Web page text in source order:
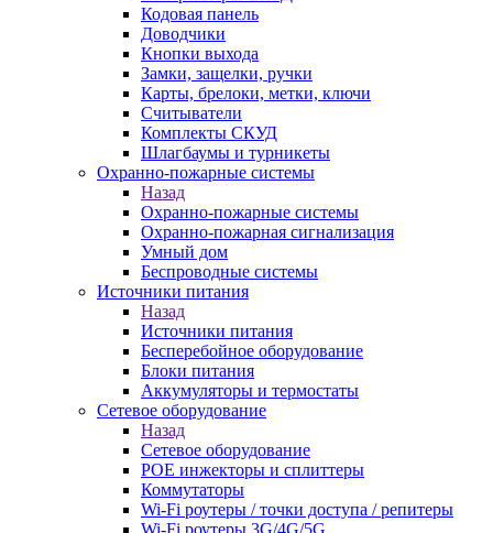
Кодовая панель
Доводчики
Кнопки выхода
Замки, защелки, ручки
Карты, брелоки, метки, ключи
Считыватели
Комплекты СКУД
Шлагбаумы и турникеты
Охранно-пожарные системы
Назад
Охранно-пожарные системы
Охранно-пожарная сигнализация
Умный дом
Беспроводные системы
Источники питания
Назад
Источники питания
Бесперебойное оборудование
Блоки питания
Аккумуляторы и термостаты
Сетевое оборудование
Назад
Сетевое оборудование
POE инжекторы и сплиттеры
Коммутаторы
Wi-Fi роутеры / точки доступа / репитеры
Wi-Fi роутеры 3G/4G/5G